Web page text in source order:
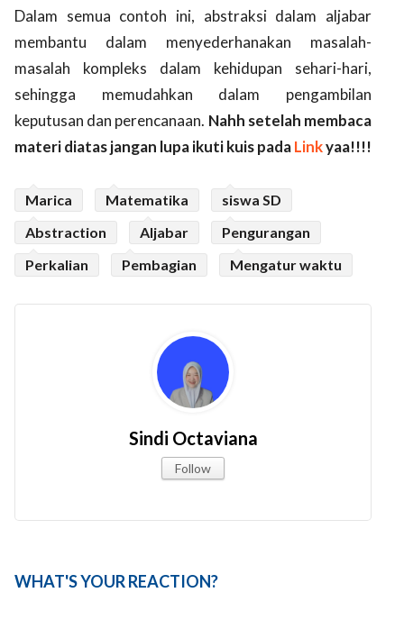
Dalam semua contoh ini, abstraksi dalam aljabar
membantu dalam menyederhanakan masalah-
masalah kompleks dalam kehidupan sehari-hari,
sehingga memudahkan dalam pengambilan
keputusan dan perencanaan. Nahh setelah membaca
materi diatas jangan lupa ikuti kuis padaLinkyaa!!!!
Marica Matematika
siswa SD
Abstraction
Aljabar
Pengurangan
Perkalian
Pembagian Mengatur waktu
Sindi Octaviana
Follow
WHAT'S YOUR REACTION?